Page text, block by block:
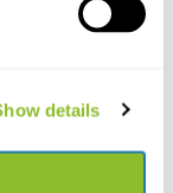
details